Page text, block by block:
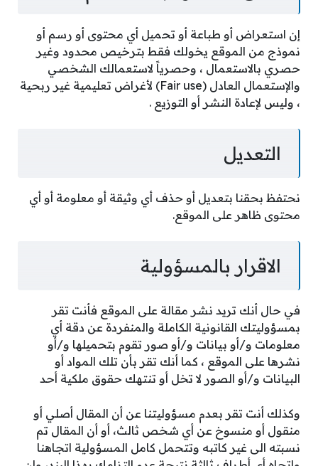
إن استعراض أو طباعة أو تحميل أي محتوى أو رسم أو
نموذج من الموقع يخولك فقط بترخيص محدود وغير
حصري بالاستعمال ، وحصرياً لاستعمالك الشخصي
والإستعمال العادل (Fair use) لأغراض تعليمية غير ربحية
، وليس لإعادة النشر أو التوزيع .
التعديل
نحتفظ بحقنا بتعديل أو حذف أي وثيقة أو معلومة أو أي
محتوى ظاهر على الموقع.
الاقرار بالمسؤولية
في حال أنك تريد نشر مقالة على الموقع فأنت تقر
بمسؤوليتك القانونية الكاملة والمنفردة عن دقة أي
معلومات و/أو بيانات و/أو صور تقوم بتحميلها و/أو
نشرها على الموقع ، كما أنك تقر بأن تلك المواد أو
البيانات و/أو الصور لا تخل أو تنتهك حقوق ملكية أحد
وكذلك أنت تقر بعدم مسؤوليتنا عن أن المقال أصلي أو
منقول أو منسوخ عن أي شخص ثالث، أو أن المقال تم
نسبته الى غير كاتبه وتتحمل كامل المسؤولية اتجاهنا